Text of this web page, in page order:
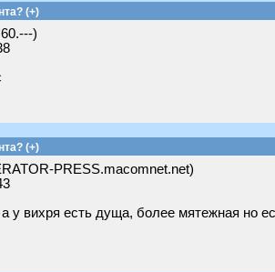
(+)
)
(+)
PRESS.macomnet.net)
у вихря есть дуща, более мятежная но